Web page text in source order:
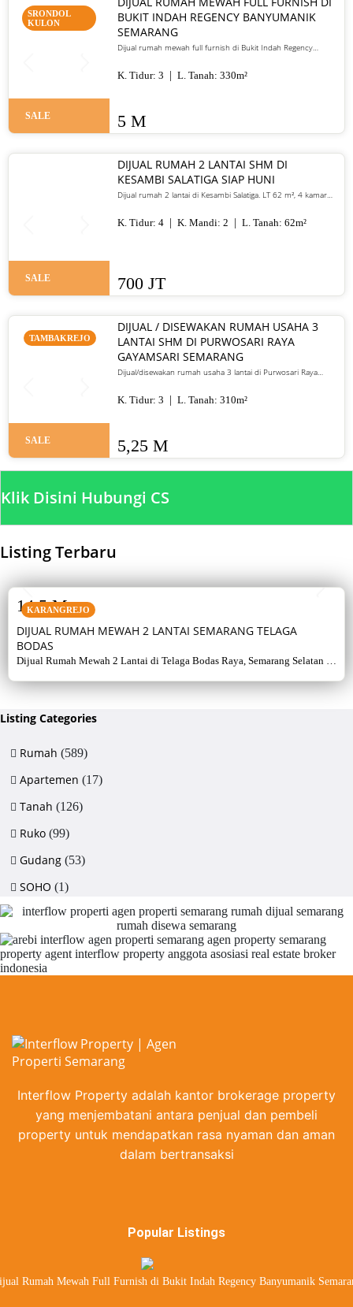
SRONDOL
KULON
SALE
BUKIT INDAH REGENCY BANYUMANIK
SEMARANG
Dijual rumah mewah full furnish di Bukit Indah Regency
premium. Harga 5 M nego
K. Tidur: 3 L. Tanah: 330m²
5 M
SALE
DIJUAL RUMAH 2 LANTAI SHM DI
KESAMBI SALATIGA SIAP HUNI
Dijual rumah 2 lantai di Kesambi Salatiga. LT 62 m², 4 kamar
K. Tidur: 4 K. Mandi: 2 L. Tanah: 62m²
700 JT
TAMBAKREJO
SALE
DIJUAL / DISEWAKAN RUMAH USAHA 3
LANTAI SHM DI PURWOSARI RAYA
GAYAMSARI SEMARANG
Dijual/disewakan rumah usaha 3 lantai di Purwosari Raya
utama. Jual 5,25 M / sewa 135 juta per tahun.
K. Tidur: 3 L. Tanah: 310m²
5,25 M
Klik Disini Hubungi CS
Listing Terbaru
KARANGREJO
DIJUAL RUMAH MEWAH 2 LANTAI SEMARANG TELAGA
BODAS
Dijual Rumah Mewah 2 Lantai di Telaga Bodas Raya, Semarang Selatan –
listrik 5500 watt, air artetis. Lingkungan asri & strategis.
14,5 M
Listing Categories
Rumah (589)
Apartemen (17)
Tanah (126)
Ruko (99)
Gudang (53)
SOHO (1)
Interflow Property adalah kantor brokerage property
yang menjembatani antara penjual dan pembeli
property untuk mendapatkan rasa nyaman dan aman
dalam bertransaksi
Popular Listings
Rumah Mewah Full Furnish di Bukit Indah Regency Banyumanik